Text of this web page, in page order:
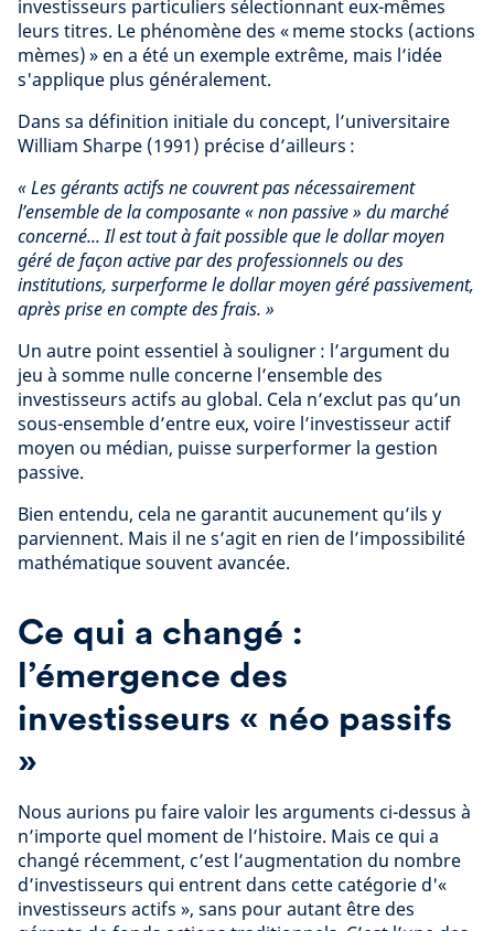
investisseurs particuliers sélectionnant eux-mêmes
leurs titres. Le phénomène des « meme stocks (actions
mèmes) » en a été un exemple extrême, mais l’idée
s'applique plus généralement.
Dans sa définition initiale du concept, l’universitaire
William Sharpe (1991) précise d’ailleurs :
«Les gérants actifs ne couvrent pas nécessairement
l’ensemble de la composante« non passive » du marché
concerné...Il est tout à fait possible quele dollar moyen
géré de façon active par des professionnels ou des
institutions, surperforme le dollar moyen géré passivement,
après prise en compte des frais. »
Un autre point essentiel à souligner : l’argument du
jeu à somme nulle concerne l’ensemble des
investisseurs actifs au global. Cela n’exclut pas qu’un
sous-ensemble d’entre eux, voire l’investisseur actif
moyen ou médian, puisse surperformer la gestion
passive.
Bien entendu, cela ne garantit aucunement qu’ils y
parviennent. Mais il ne s’agit en rien de l’impossibilité
mathématique souvent avancée.
Ce qui a changé :
l’émergence des
investisseurs « néo passifs
»
Nous aurions pu faire valoir les arguments ci-dessus à
n’importe quel moment de l’histoire. Mais ce qui a
changé récemment, c’est l’augmentation du nombre
d’investisseurs qui entrent dans cette catégorie d'«
investisseurs actifs », sans pour autant être des